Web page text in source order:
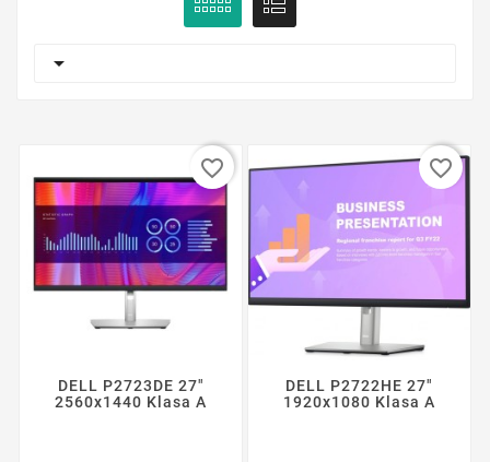

DELL P2723DE 27"
2560x1440 Klasa A
favorite_border
DELL P2722HE 27"
1920x1080 Klasa A
favorite_border